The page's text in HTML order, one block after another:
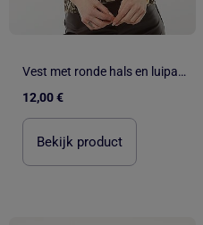
Vest met ronde hals en luipaardmotief
12,00 €
Bekijk product